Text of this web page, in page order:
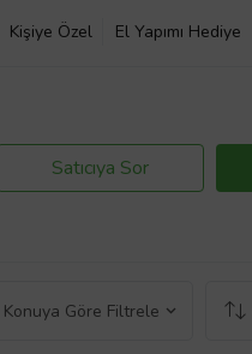
Kişiye Özel El Yapımı Hediye
Satıcıya Sor
Konuya Göre Filtrele